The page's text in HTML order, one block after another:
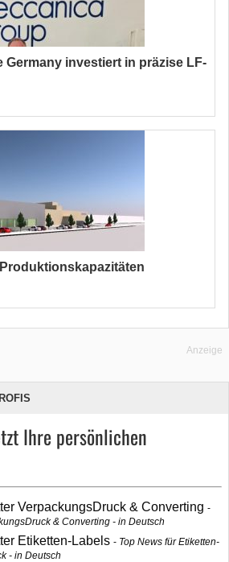
Germany investiert in präzise LF-
Anzeige
Ihre persönlichen
VerpackungsDruck & Converting
& Converting - in Deutsch
Etiketten-Labels
Top News für Etiketten-
- in Deutsch